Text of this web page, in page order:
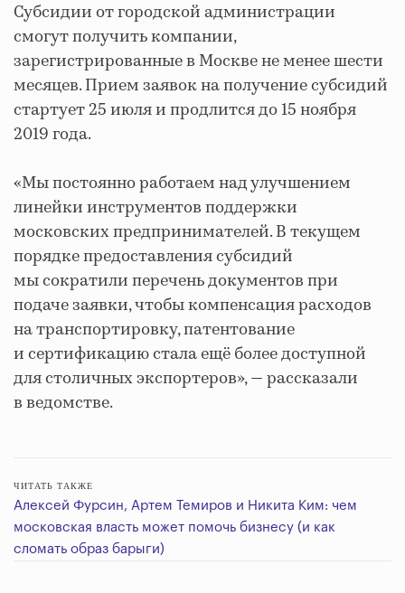
Субсидии от городской администрации
смогут получить компании,
зарегистрированные в Москве не менее шести
месяцев. Прием заявок на получение субсидий
стартует 25 июля и продлится до 15 ноября
2019 года.
«Мы постоянно работаем над улучшением
линейки инструментов поддержки
московских предпринимателей. В текущем
порядке предоставления субсидий
мы сократили перечень документов при
подаче заявки, чтобы компенсация расходов
на транспортировку, патентование
и сертификацию стала ещё более доступной
для столичных экспортеров», — рассказали
в ведомстве.
ЧИТАТЬ ТАКЖЕ
Алексей Фурсин, Артем Темиров и Никита Ким: чем
московская власть может помочь бизнесу (и как
сломать образ барыги)